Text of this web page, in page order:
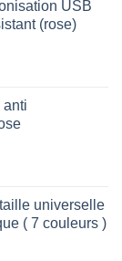
USB
(rose)
anti
universelle
( 7 couleurs )